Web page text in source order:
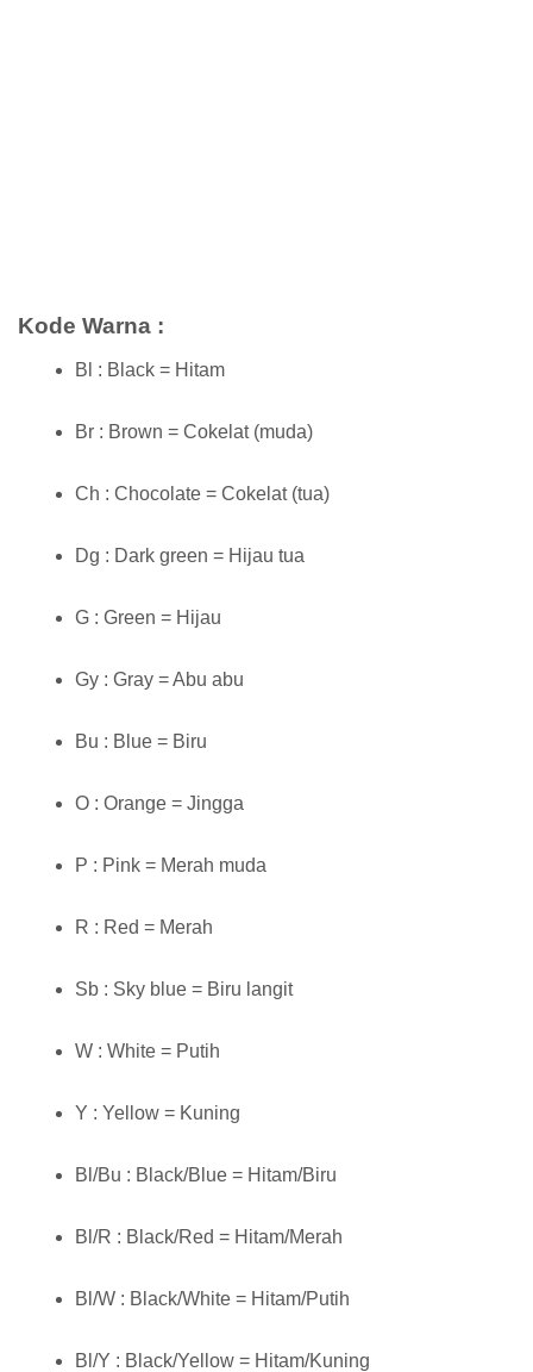
Kode Warna :
Bl : Black = Hitam
Br : Brown = Cokelat (muda)
Ch : Chocolate = Cokelat (tua)
Dg : Dark green = Hijau tua
G : Green = Hijau
Gy : Gray = Abu abu
Bu : Blue = Biru
O : Orange = Jingga
P : Pink = Merah muda
R : Red = Merah
Sb : Sky blue = Biru langit
W : White = Putih
Y : Yellow = Kuning
Bl/Bu : Black/Blue = Hitam/Biru
Bl/R : Black/Red = Hitam/Merah
Bl/W : Black/White = Hitam/Putih
Bl/Y : Black/Yellow = Hitam/Kuning